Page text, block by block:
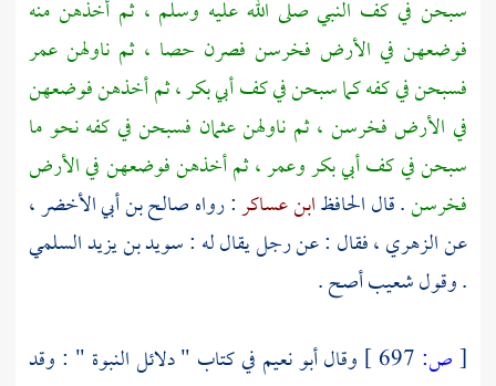
سبحن في كف النبي صلى الله عليه وسلم ، ثم أخذهن منه
فوضعهن في الأرض فخرسن فصرن حصا ، ثم ناولهن عمر
فسبحن في كفه كما سبحن في كفأبي بكر ،ثم أخذهن فوضعهن
في الأرض فخرسن ، ثم ناولهنعثمان فسبحن في كفه نحو ما
سبحن في كفأبي بكروعمر ،ثم أخذهن فوضعهن في الأرض
فخرسن. قال الحافظابن عساكر: رواهصالح بن أبي الأخضر ،
عنالزهري ،فقال : عن رجل يقال له :سويد بن يزيد السلمي
. وقولشعيبأصح .
[ص: وقالأبو نعيم في كتاب " دلائل النبوة " : وقد